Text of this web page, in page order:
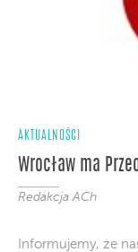
AKTUALNOŚCI
Wrocław ma
Redakcja ACh
Informujemy, że